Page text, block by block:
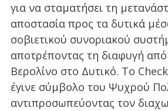
για να σταματήσει τη
αποστασία προς τα δυτικά
σοβιετικού συνοριακού
αποτρέποντας τη διαφυγή
Βερολίνο στο Δυτικό. Το
έγινε σύμβολο του Ψυχρού
αντιπροσωπεύοντας τον